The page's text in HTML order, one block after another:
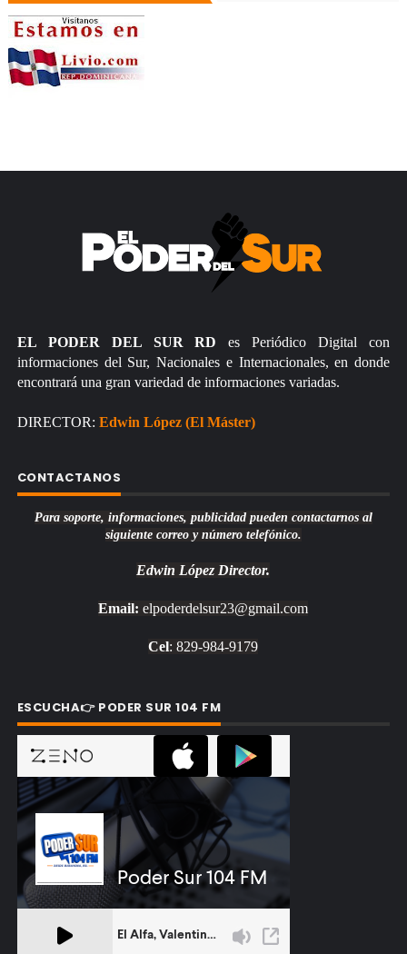
EL PODER DEL SUR RD es Periódico Digital con
informaciones del Sur, Nacionales e Internacionales, en donde
encontrará una gran variedad de informaciones variadas.
DIRECTOR: Edwin López (El Máster)
CONTACTANOS
Para soporte, informaciones, publicidad pueden contactarnos al
siguiente correo y número telefónico.
Edwin López Director.
Email: elpoderdelsur23@gmail.com
Cel: 829-984-9179
ESCUCHA👉 PODER SUR 104 FM